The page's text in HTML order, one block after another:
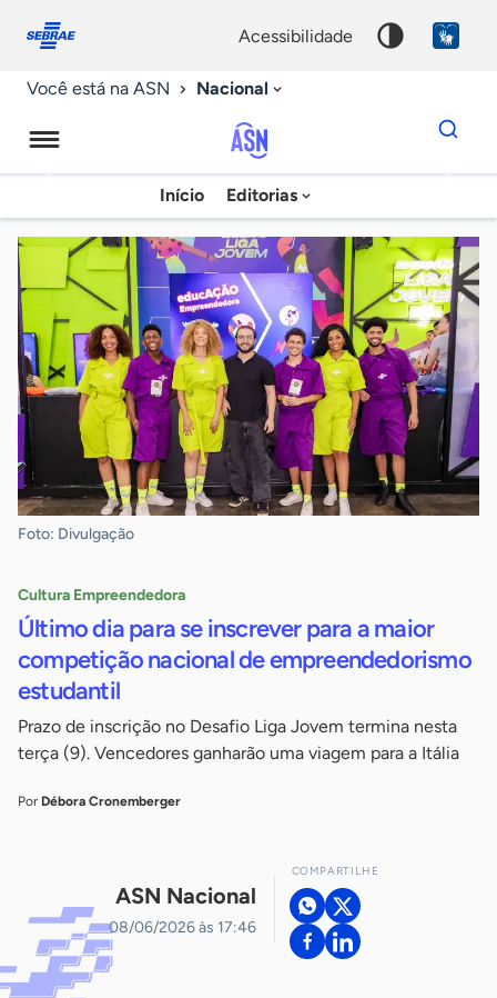
conosco
acessibilidade
Você está na ASN Nacional
Agência
Sebrae
de
Notícias
Início Editorias
Dados
para
chave
Foto: Divulgação
Cultura Empreendedora
Último dia para se inscrever para a maior
competição nacional de empreendedorismo
estudantil
Prazo de inscrição no Desafio Liga Jovem termina nesta
terça (9). Vencedores ganharão uma viagem para a Itália
Por Débora Cronemberger
ASN Nacional
08/06/2026 às 17:46
COMPARTILHE